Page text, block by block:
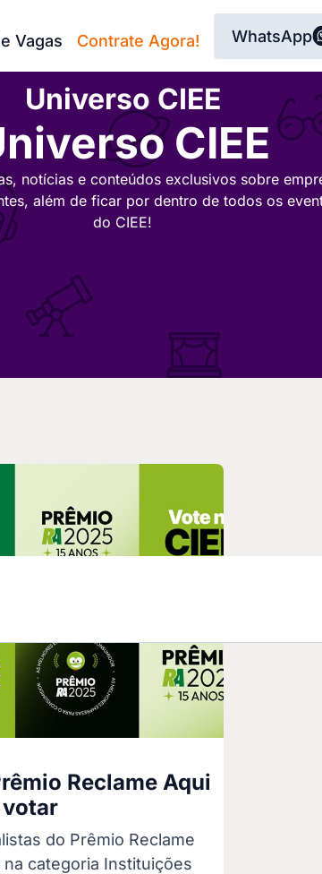
Vagas Contrate Agora! WhatsApp
Universo CIEE
CIEE
notícias e conteúdos exclusivos sobre
além de ficar por dentro de todos os
do CIEE!
Reclame Aqui
do Prêmio Reclame
categoria Instituições